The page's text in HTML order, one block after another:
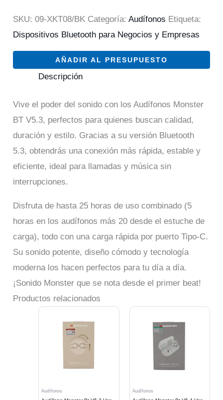
SKU:09-XKT08/BK Categoría:Audífonos Etiqueta:
Dispositivos Bluetooth para Negocios y Empresas
AÑADIR AL PRESUPUESTO
Descripción
Vive el poder del sonido con los Audífonos Monster
BT V5.3, perfectos para quienes buscan calidad,
duración y estilo. Gracias a su versión Bluetooth
5.3, obtendrás una conexión más rápida, estable y
eficiente, ideal para llamadas y música sin
interrupciones.
Disfruta de hasta 25 horas de uso combinado (5
horas en los audífonos más 20 desde el estuche de
carga), todo con una carga rápida por puerto Tipo-C.
Su sonido potente, diseño cómodo y tecnología
moderna los hacen perfectos para tu día a día.
¡Sonido Monster que se nota desde el primer beat!
Productos relacionados
Audífonos Audífonos